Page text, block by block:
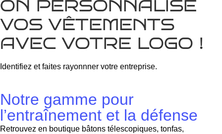
ON PERSONNALISE
VOS VÊTEMENTS
AVEC VOTRE LOGO !
Identifiez et faites rayonnner votre entreprise.
Notre gamme pour
l’entraînement et la défense
Retrouvez en boutique bâtons télescopiques, tonfas,